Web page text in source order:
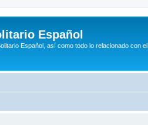
Español
Español, así como todo lo relacionado con el